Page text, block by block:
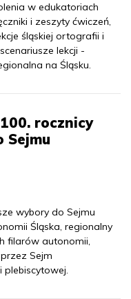
w edukatoriach
i zeszyty ćwiczeń,
śląskiej ortografii i
lekcji -
na Śląsku.
rocznicy
Sejmu
wybory do Sejmu
Śląska, regionalny
filarów autonomii,
Sejm
plebiscytowej.